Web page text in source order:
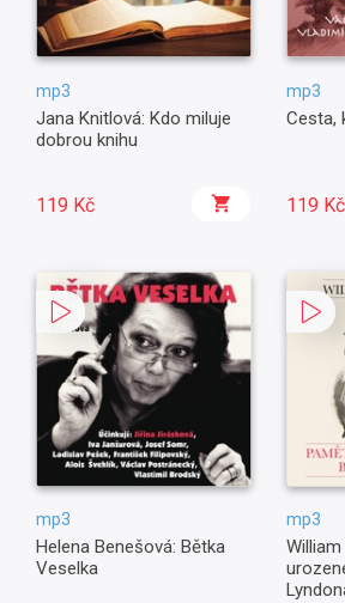
mp3
Jana Knitlová: Kdo miluje
dobrou knihu
119 Kč
mp3
Cesta,
119 Kč
mp3
Helena Benešová: Bětka
Veselka
mp3